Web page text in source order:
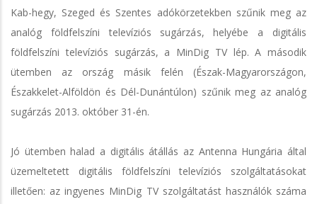
Kab-hegy, Szeged és Szentes adókörzetekben szűnik meg az
analóg földfelszíni televíziós sugárzás, helyébe a digitális
földfelszíni televíziós sugárzás, a MinDig TV lép. A második
ütemben az ország másik felén (Észak-Magyarországon,
Északkelet-Alföldön és Dél-Dunántúlon) szűnik meg az analóg
sugárzás 2013. október 31-én.
Jó ütemben halad a digitális átállás az Antenna Hungária által
üzemeltetett digitális földfelszíni televíziós szolgáltatásokat
illetően: az ingyenes MinDig TV szolgáltatást használók száma